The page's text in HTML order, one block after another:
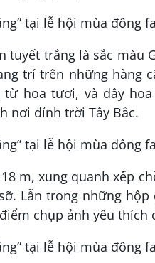
tuyết trắng là sắc màu
trí trên những hàng
từ hoa tươi, và dây
nơi đỉnh trời Tây Bắc.
m, xung quanh xếp
Lẫn trong những
chụp ảnh yêu thích